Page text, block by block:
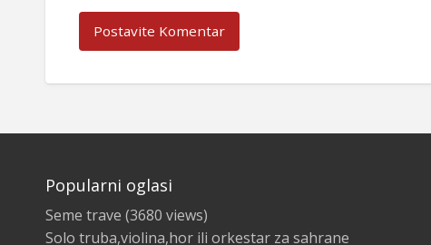
Popularni oglasi
Seme trave (3680 views)
Solo truba,violina,hor ili orkestar za sahrane